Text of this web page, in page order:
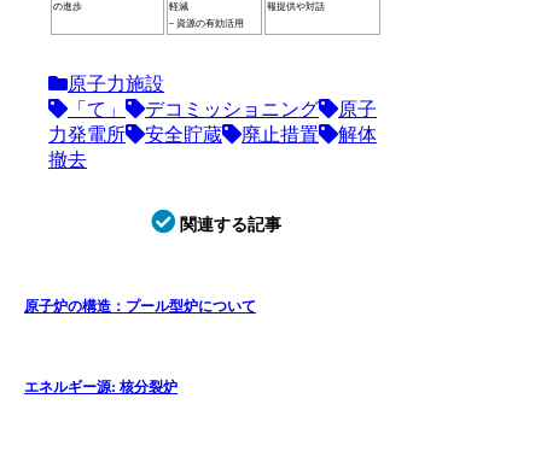
の進歩
軽減
– 資源の有効活用
報提供や対話
原子力施設
「て」
デコミッショニング
原子
力発電所
安全貯蔵 廃止措置
解体
撤去
関連する記事
原子炉の構造：プール型炉について
エネルギー源: 核分裂炉